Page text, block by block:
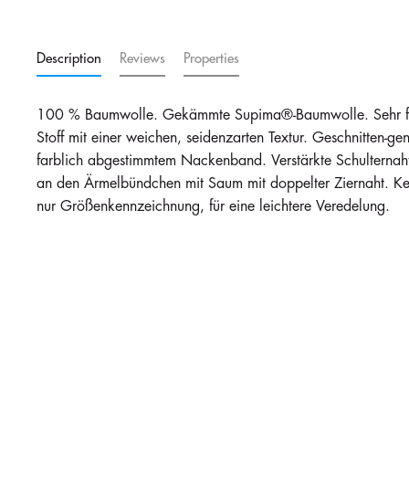
Description Reviews Properties
100 % Baumwolle. Gekämmte Supima®-Baumwolle. Sehr
Stoff mit einer weichen, seidenzarten Textur. Geschnitten-
farblich abgestimmtem Nackenband. Verstärkte
an den Ärmelbündchen mit Saum mit doppelter Ziernaht.
nur Größenkennzeichnung, für eine leichtere Veredelung.